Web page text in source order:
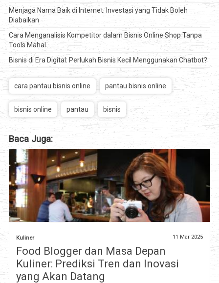
Menjaga Nama Baik di Internet: Investasi yang Tidak Boleh
Diabaikan
Cara Menganalisis Kompetitor dalam Bisnis Online Shop Tanpa
Tools Mahal
Bisnis di Era Digital: Perlukah Bisnis Kecil Menggunakan Chatbot?
cara pantau bisnis online pantau bisnis online
bisnis online pantau bisnis
Baca Juga:
Kuliner 11 Mar 2025
Food Blogger dan Masa Depan
Kuliner: Prediksi Tren dan Inovasi
yang Akan Datang